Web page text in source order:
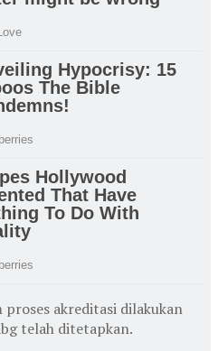
akreditasi dilakukan
telah ditetapkan.